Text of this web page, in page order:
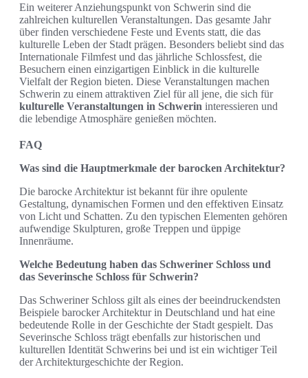
Ein weiterer Anziehungspunkt von Schwerin sind die
zahlreichen kulturellen Veranstaltungen. Das gesamte Jahr
über finden verschiedene Feste und Events statt, die das
kulturelle Leben der Stadt prägen. Besonders beliebt sind das
Internationale Filmfest und das jährliche Schlossfest, die
Besuchern einen einzigartigen Einblick in die kulturelle
Vielfalt der Region bieten. Diese Veranstaltungen machen
Schwerin zu einem attraktiven Ziel für all jene, die sich für
kulturelle Veranstaltungen in Schwerin interessieren und
die lebendige Atmosphäre genießen möchten.
FAQ
Was sind die Hauptmerkmale der barocken Architektur?
Die barocke Architektur ist bekannt für ihre opulente
Gestaltung, dynamischen Formen und den effektiven Einsatz
von Licht und Schatten. Zu den typischen Elementen gehören
aufwendige Skulpturen, große Treppen und üppige
Innenräume.
Welche Bedeutung haben das Schweriner Schloss und
das Severinsche Schloss für Schwerin?
Das Schweriner Schloss gilt als eines der beeindruckendsten
Beispiele barocker Architektur in Deutschland und hat eine
bedeutende Rolle in der Geschichte der Stadt gespielt. Das
Severinsche Schloss trägt ebenfalls zur historischen und
kulturellen Identität Schwerins bei und ist ein wichtiger Teil
der Architekturgeschichte der Region.